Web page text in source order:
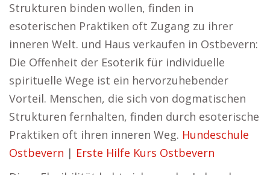
Strukturen binden wollen, finden in
esoterischen Praktiken oft Zugang zu ihrer
inneren Welt. und Haus verkaufen in Ostbevern:
Die Offenheit der Esoterik für individuelle
spirituelle Wege ist ein hervorzuhebender
Vorteil. Menschen, die sich von dogmatischen
Strukturen fernhalten, finden durch esoterische
Praktiken oft ihren inneren Weg. Hundeschule
Ostbevern | Erste Hilfe Kurs Ostbevern